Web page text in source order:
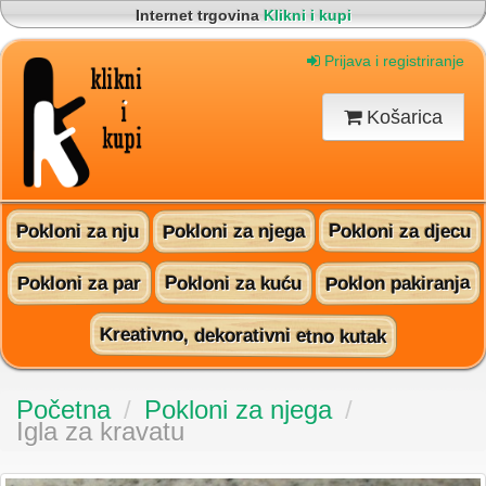
Internet trgovina Klikni i kupi
Korisnički servis095 815 60 16
Brza i sigurna dostava na vašu adresu
Pronađite nas na Facebooku!
Pokloni za nju Pokloni za njega Pokloni za djecu
Pokloni za par Pokloni za kuću Poklon pakiranja
Kreativno, dekorativni etno kutak
Početna / Pokloni za njega /
Igla za kravatu
Prijava i registriranje
Košarica